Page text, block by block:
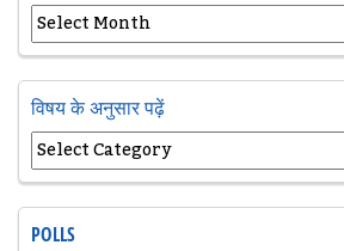
विषय के अनुसार पढ़ें
POLLS